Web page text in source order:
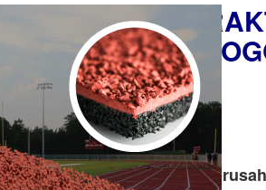
RUBBER
- Kami merupakan